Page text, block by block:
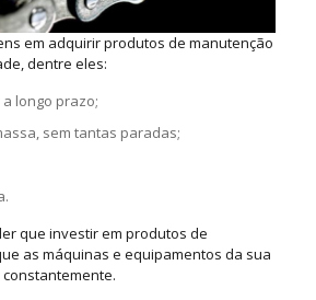
em adquirir produtos de manutenção
dentre eles:
longo prazo;
sem tantas paradas;
que investir em produtos de
as máquinas e equipamentos da sua